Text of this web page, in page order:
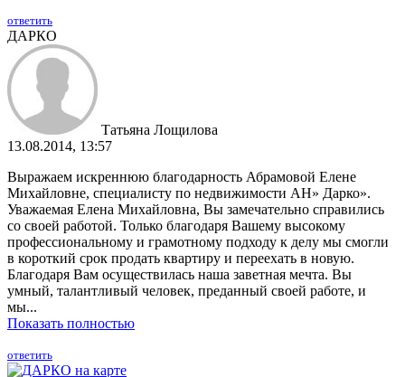
ответить
ДАРКО
Татьяна Лощилова
13.08.2014, 13:57
Выражаем искреннюю благодарность Абрамовой Елене
Михайловне, специалисту по недвижимости АН» Дарко».
Уважаемая Елена Михайловна, Вы замечательно справились
со своей работой. Только благодаря Вашему высокому
профессиональному и грамотному подходу к делу мы смогли
в короткий срок продать квартиру и переехать в новую.
Благодаря Вам осуществилась наша заветная мечта. Вы
умный, талантливый человек, преданный своей работе, и
мы...
Показать полностью
ответить